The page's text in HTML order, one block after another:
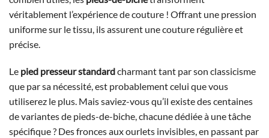
véritablement l’expérience de couture ! Offrant une pression
uniforme sur le tissu, ils assurent une couture régulière et
précise.
Le pied presseur standardcharmant tant par son classicisme
que par sa nécessité, est probablement celui que vous
utiliserez le plus. Mais saviez-vous qu’il existe des centaines
de variantes de pieds-de-biche, chacune dédiée à une tâche
spécifique ? Des fronces aux ourlets invisibles, en passant par